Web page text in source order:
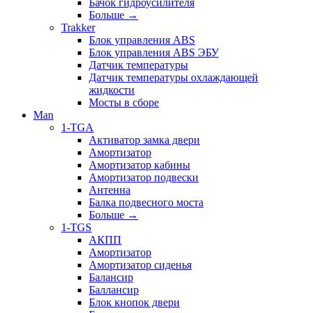
Бачок гидроусилителя
Больше →
Trakker
Блок управления ABS
Блок управления ABS ЭБУ
Датчик температуры
Датчик температуры охлаждающей
жидкости
Мосты в сборе
Man
1-TGA
Активатор замка двери
Амортизатор
Амортизатор кабины
Амортизатор подвески
Антенна
Балка подвесного моста
Больше →
1-TGS
АКПП
Амортизатор
Амортизатор сиденья
Балансир
Баллансир
Блок кнопок двери